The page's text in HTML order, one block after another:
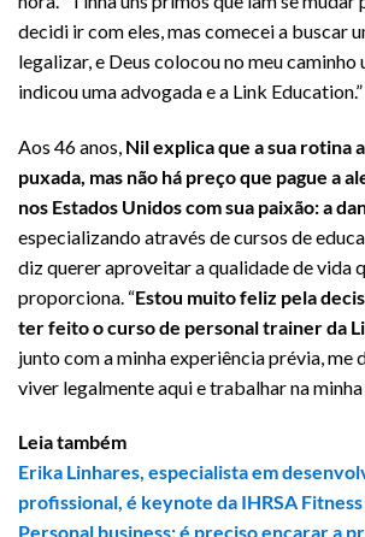
decidi ir com eles, mas comecei a buscar
legalizar, e Deus colocou no meu caminho
indicou uma advogada e a Link Education.”
Aos 46 anos, Nil explica que a sua rotina
puxada, mas não há preço que pague a
nos Estados Unidos com sua paixão: a
especializando através de cursos de
diz querer aproveitar a qualidade de vida
proporciona. “Estou muito feliz pela
ter feito o curso de personal trainer da
junto com a minha experiência prévia, me
viver legalmente aqui e trabalhar na minha
Leia também
Erika Linhares, especialista em
profissional, é keynote da IHRSA
Personal business: é preciso encarar a